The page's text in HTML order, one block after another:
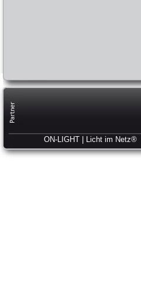
ON-LIGHT | Licht im Netz®